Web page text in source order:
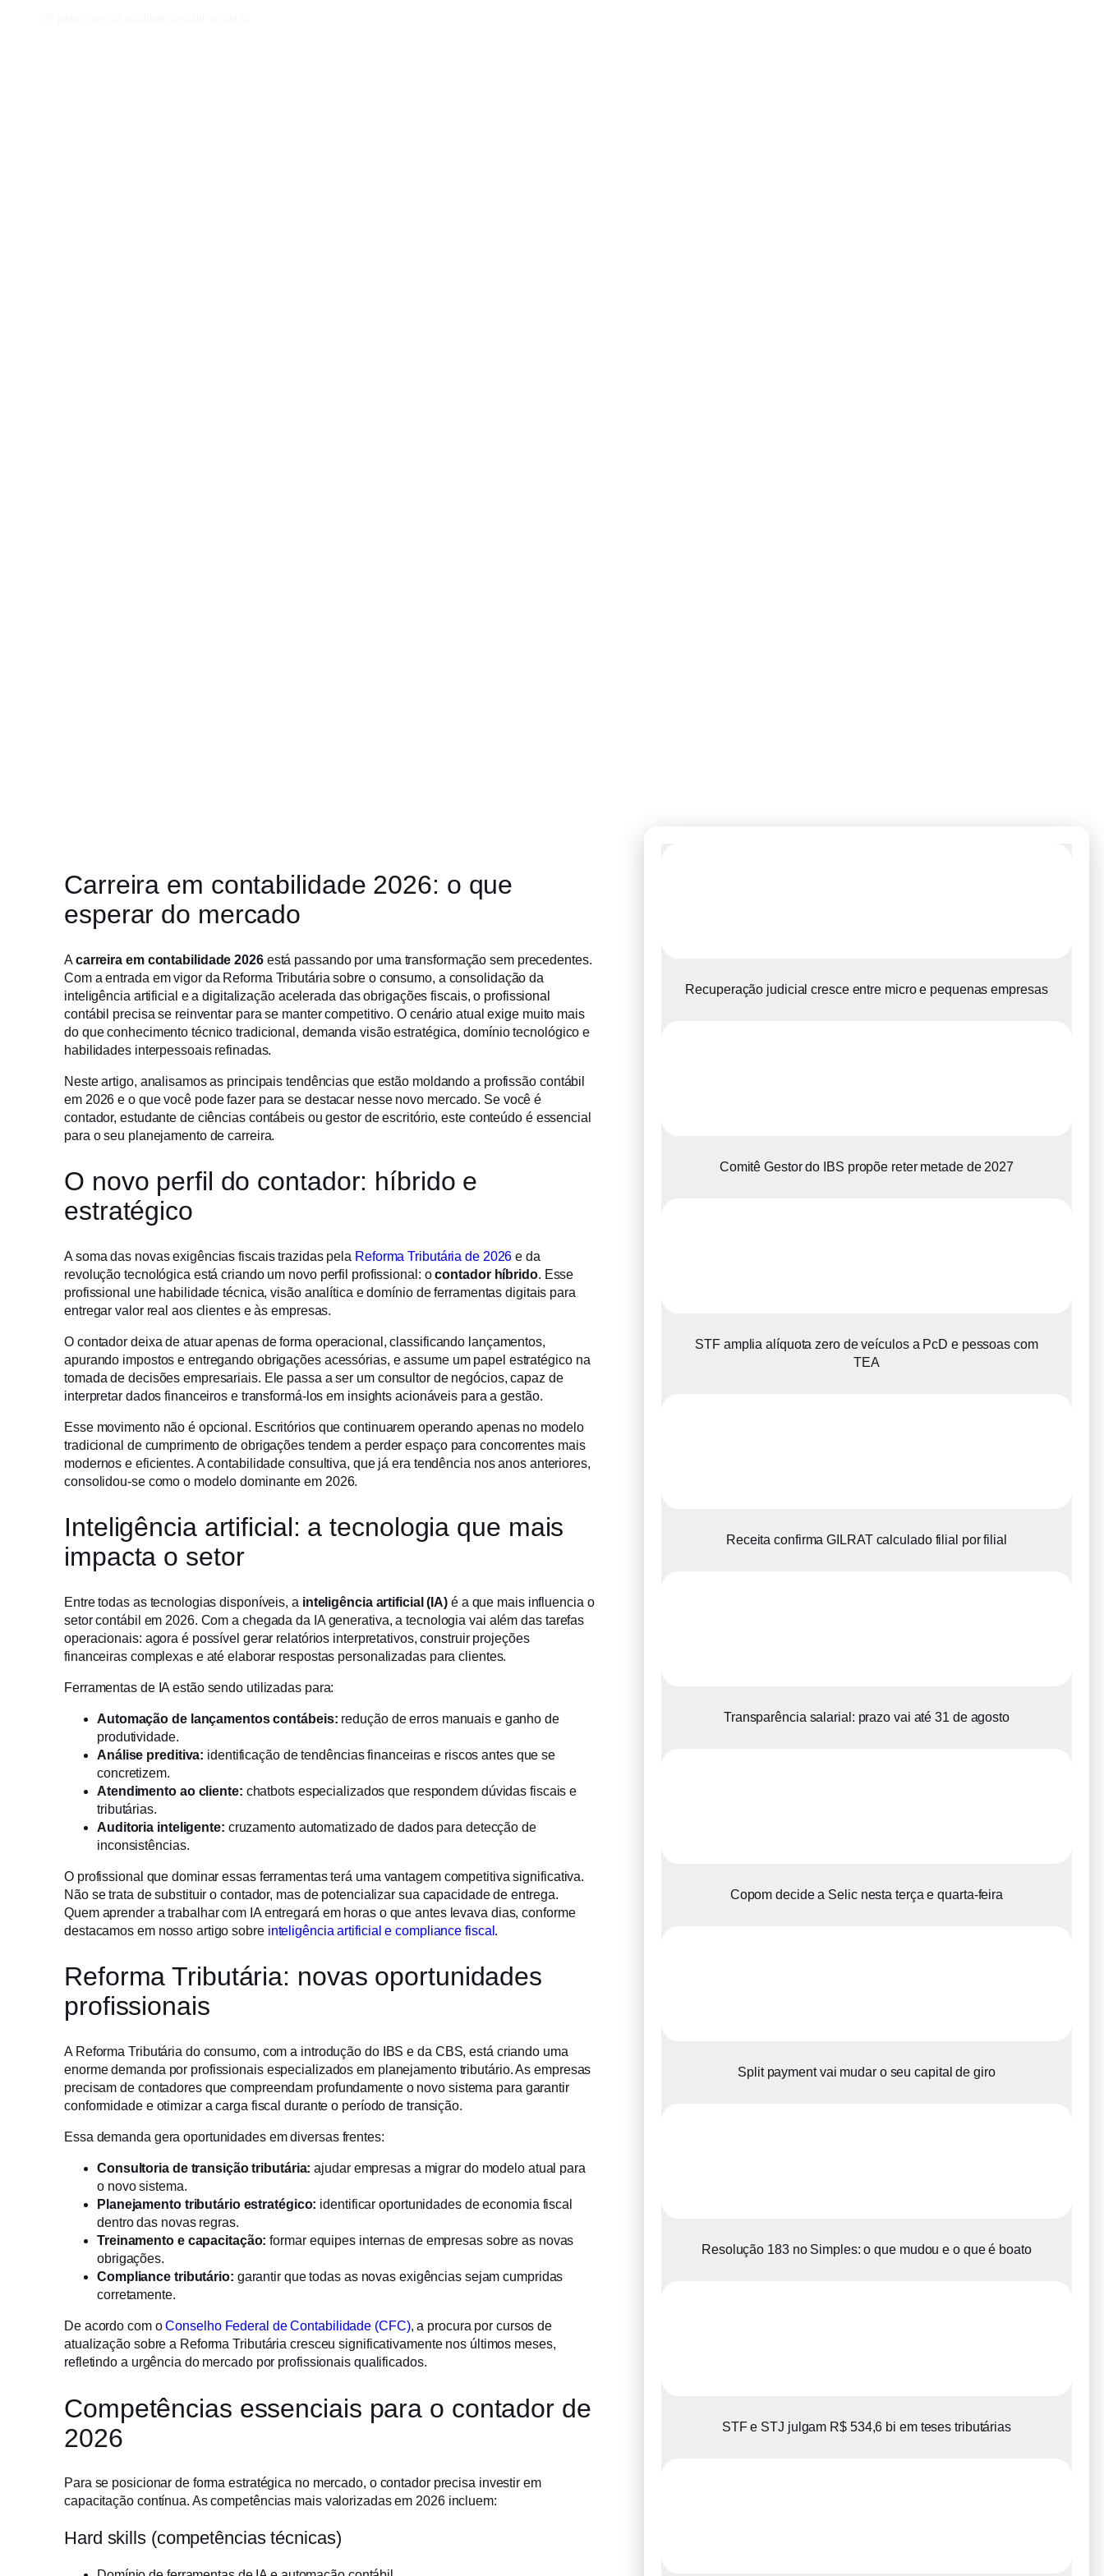
Carreira em contabilidade 2026: o que
esperar do mercado
A carreira em contabilidade 2026está passando por uma transformação sem precedentes.
Com a entrada em vigor da Reforma Tributária sobre o consumo, a consolidação da
inteligência artificial e a digitalização acelerada das obrigações fiscais, o profissional
contábil precisa se reinventar para se manter competitivo. O cenário atual exige muito mais
do que conhecimento técnico tradicional, demanda visão estratégica, domínio tecnológico e
habilidades interpessoais refinadas.
Neste artigo, analisamos as principais tendências que estão moldando a profissão contábil
em 2026 e o que você pode fazer para se destacar nesse novo mercado. Se você é
contador, estudante de ciências contábeis ou gestor de escritório, este conteúdo é essencial
para o seu planejamento de carreira.
O novo perfil do contador: híbrido e
estratégico
A soma das novas exigências fiscais trazidas pela Reforma Tributária de 2026 e da
revolução tecnológica está criando um novo perfil profissional: ocontador híbrido. Esse
profissional une habilidade técnica, visão analítica e domínio de ferramentas digitais para
entregar valor real aos clientes e às empresas.
O contador deixa de atuar apenas de forma operacional, classificando lançamentos,
apurando impostos e entregando obrigações acessórias, e assume um papel estratégico na
tomada de decisões empresariais. Ele passa a ser um consultor de negócios, capaz de
interpretar dados financeiros e transformá-los em insights acionáveis para a gestão.
Esse movimento não é opcional. Escritórios que continuarem operando apenas no modelo
tradicional de cumprimento de obrigações tendem a perder espaço para concorrentes mais
modernos e eficientes. A contabilidade consultiva, que já era tendência nos anos anteriores,
consolidou-se como o modelo dominante em 2026.
Inteligência artificial: a tecnologia que mais
impacta o setor
Entre todas as tecnologias disponíveis, a inteligência artificial (IA) é a que mais influencia o
setor contábil em 2026. Com a chegada da IA generativa, a tecnologia vai além das tarefas
operacionais: agora é possível gerar relatórios interpretativos, construir projeções
financeiras complexas e até elaborar respostas personalizadas para clientes.
Ferramentas de IA estão sendo utilizadas para:
Automação de lançamentos contábeis: redução de erros manuais e ganho de
produtividade.
Análise preditiva: identificação de tendências financeiras e riscos antes que se
concretizem.
Atendimento ao cliente: chatbots especializados que respondem dúvidas fiscais e
tributárias.
Auditoria inteligente: cruzamento automatizado de dados para detecção de
inconsistências.
O profissional que dominar essas ferramentas terá uma vantagem competitiva significativa.
Não se trata de substituir o contador, mas de potencializar sua capacidade de entrega.
Quem aprender a trabalhar com IA entregará em horas o que antes levava dias, conforme
destacamos em nosso artigo sobre inteligência artificial e compliance fiscal .
Reforma Tributária: novas oportunidades
profissionais
A Reforma Tributária do consumo, com a introdução do IBS e da CBS, está criando uma
enorme demanda por profissionais especializados em planejamento tributário. As empresas
precisam de contadores que compreendam profundamente o novo sistema para garantir
conformidade e otimizar a carga fiscal durante o período de transição.
Essa demanda gera oportunidades em diversas frentes:
Consultoria de transição tributária: ajudar empresas a migrar do modelo atual para
o novo sistema.
Planejamento tributário estratégico: identificar oportunidades de economia fiscal
dentro das novas regras.
Treinamento e capacitação: formar equipes internas de empresas sobre as novas
obrigações.
Compliance tributário: garantir que todas as novas exigências sejam cumpridas
corretamente.
De acordo com oConselho Federal de Contabilidade (CFC), a procura por cursos de
atualização sobre a Reforma Tributária cresceu significativamente nos últimos meses,
refletindo a urgência do mercado por profissionais qualificados.
Competências essenciais para o contador de
2026
Para se posicionar de forma estratégica no mercado, o contador precisa investir em
capacitação contínua. As competências mais valorizadas em 2026 incluem:
Hard skills (competências técnicas)
Recuperação judicial cresce entre micro e pequenas empresas
Comitê Gestor do IBS propõe reter metade de 2027
STF amplia alíquota zero de veículos a PcD e pessoas com
TEA
Receita confirma GILRAT calculado filial por filial
Transparência salarial: prazo vai até 31 de agosto
Copom decide a Selic nesta terça e quarta-feira
Split payment vai mudar o seu capital de giro
Resolução 183 no Simples: o que mudou e o que é boato
STF e STJ julgam R$ 534,6 bi em teses tributárias